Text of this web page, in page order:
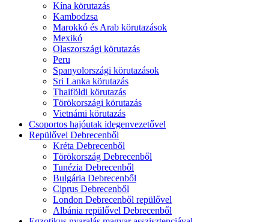
Kína körutazás
Kambodzsa
Marokkó és Arab körutazások
Mexikó
Olaszországi körutazás
Peru
Spanyolországi körutazások
Sri Lanka körutazás
Thaiföldi körutazás
Törökországi körutazás
Vietnámi körutazás
Csoportos hajóutak idegenvezetővel
Repülővel Debrecenből
Kréta Debrecenből
Törökország Debrecenből
Tunézia Debrecenből
Bulgária Debrecenből
Ciprus Debrecenből
London Debrecenből repülővel
Albánia repülővel Debrecenből